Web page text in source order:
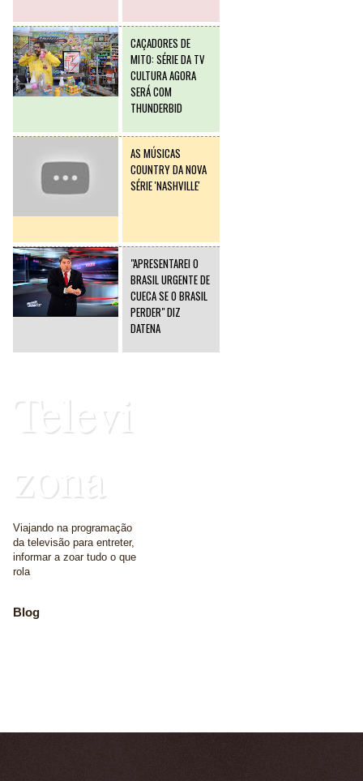
CAÇADORES DE
MITO: SÉRIE DA TV
CULTURA AGORA
SERÁ COM
THUNDERBID
AS MÚSICAS
COUNTRY DA NOVA
SÉRIE 'NASHVILLE'
"APRESENTAREI O
BRASIL URGENTE DE
CUECA SE O BRASIL
PERDER" DIZ
DATENA
Televi
zona
Viajando na programação
da televisão para entreter,
informar a zoar tudo o que
rola
Blog